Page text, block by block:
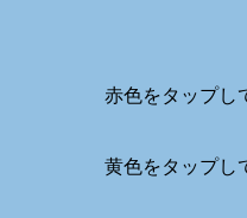
赤色をタップし
黄色をタップし